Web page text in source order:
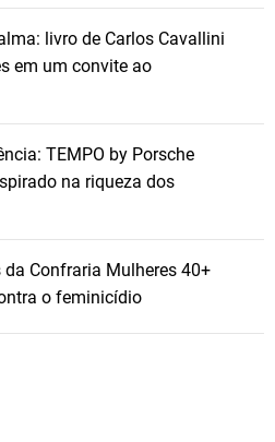
livro de Carlos Cavallini
em um convite ao
TEMPO by Porsche
na riqueza dos
Confraria Mulheres 40+
o feminicídio